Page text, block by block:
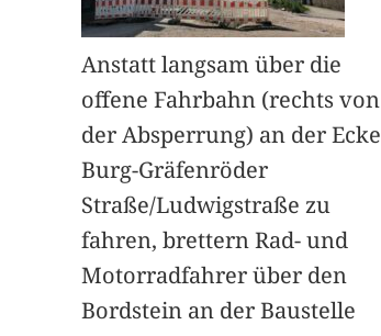
Anstatt langsam über die
offene Fahrbahn (rechts von
der Absperrung) an der Ecke
Burg-Gräfenröder
Straße/Ludwigstraße zu
fahren, brettern Rad- und
Motorradfahrer über den
Bordstein an der Baustelle